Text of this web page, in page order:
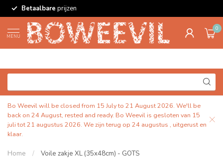
Betaalbare prijzen
MENU
0
Bo Weevil will be closed from 15 July to 21 August 2026. We'll be
back on 24 August, rested and ready. Bo Weevil is gesloten van 15
juli tot 21 augustus 2026. We zijn terug op 24 augustus , uitgerust en
klaar.
Home / Voile zakje XL (35x48cm) - GOTS